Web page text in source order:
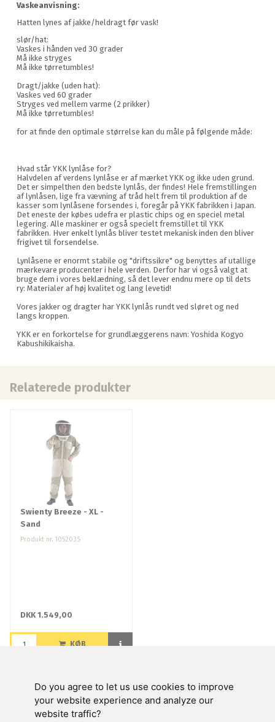
Do you agree to let us use cookies to improve
your website experience and analyze our
website traffic?
Vaskeanvisning:
Hatten lynes af jakke/heldragt før vask!
slør/hat:
Vaskes i hånden ved 30 grader
Må ikke stryges
Må ikke tørretumbles!
Dragt/jakke (uden hat):
Vaskes ved 60 grader
Stryges ved mellem varme (2 prikker)
Må ikke tørretumbles!
for at finde den optimale størrelse kan du måle på følgende måde:
Hvad står YKK lynlåse for?
Halvdelen af verdens lynlåse er af mærket YKK og ikke uden grund.
Det er simpelthen den bedste lynlås, der findes! Hele fremstillingen
af lynlåsen, lige fra vævning af tråd helt frem til produktion af de
kasser som lynlåsene forsendes i, foregår på YKK fabrikken i Japan.
Det eneste der købes udefra er plastic chips og en speciel metal
legering. Alle maskiner er også specielt fremstillet til YKK
fabrikken. Hver enkelt lynlås bliver testet mekanisk inden den bliver
frigivet til forsendelse.
Lynlåsene er enormt stabile og "driftssikre" og benyttes af utallige
mærkevare producenter i hele verden. Derfor har vi også valgt at
bruge dem i vores beklædning, så det lever endnu mere op til dets
ry: Materialer af høj kvalitet og lang levetid!
Vores jakker og dragter har YKK lynlås rundt ved sløret og ned
langs kroppen.
YKK er en forkortelse for grundlæggerens navn: Yoshida Kogyo
Kabushikikaisha.
Relaterede produkter
Swienty Breeze - XL -
Sand
Produkt nr. 105203S
DKK 1.549,00
KØB
Swienty A/S
Kundeservice